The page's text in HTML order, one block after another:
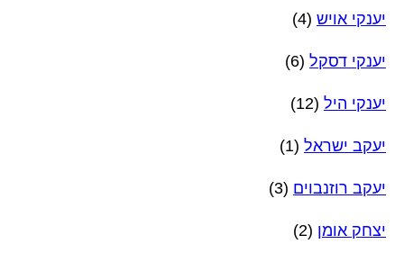
יענקי אויש (4)
יענקי דסקל (6)
יענקי היל (12)
יעקב ישראל (1)
יעקב רוזנבוים (3)
יצחק אומן (2)